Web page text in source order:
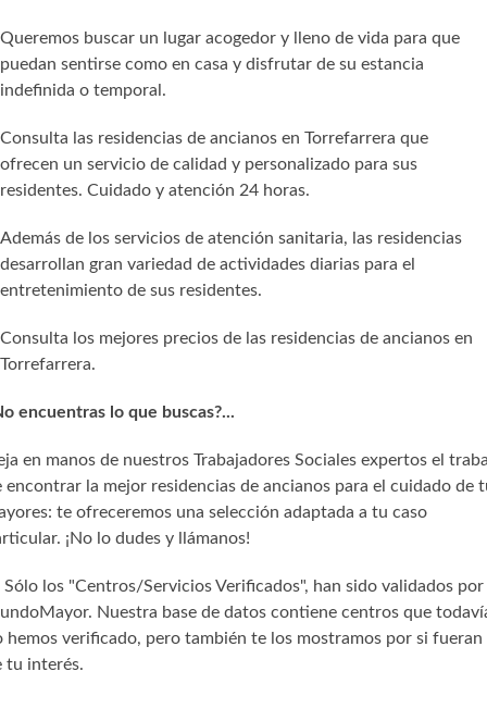
Queremos buscar un lugar acogedor y lleno de vida para que
puedan sentirse como en casa y disfrutar de su estancia
indefinida o temporal.
Consulta las residencias de ancianos en Torrefarrera que
ofrecen un servicio de calidad y personalizado para sus
residentes. Cuidado y atención 24 horas.
Además de los servicios de atención sanitaria, las residencias
desarrollan gran variedad de actividades diarias para el
entretenimiento de sus residentes.
Consulta los mejores precios de las residencias de ancianos en
Torrefarrera.
encuentras lo que buscas?...
en manos de nuestros Trabajadores Sociales expertos el
encontrar la mejor residencias de ancianos para el cuidado de
te ofreceremos una selección adaptada a tu caso
¡No lo dudes y llámanos!
Sólo los "Centros/Servicios Verificados", han sido validados por
Nuestra base de datos contiene centros que
hemos verificado, pero también te los mostramos por si fueran
tu interés.